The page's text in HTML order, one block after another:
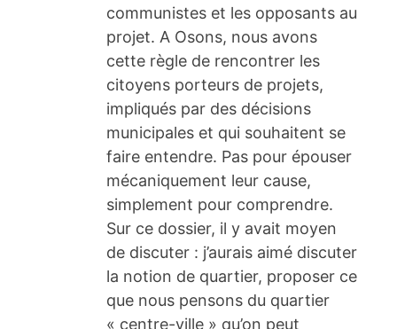
communistes et les opposants au
projet. A Osons, nous avons
cette règle de rencontrer les
citoyens porteurs de projets,
impliqués par des décisions
municipales et qui souhaitent se
faire entendre. Pas pour épouser
mécaniquement leur cause,
simplement pour comprendre.
Sur ce dossier, il y avait moyen
de discuter : j’aurais aimé discuter
la notion de quartier, proposer ce
que nous pensons du quartier
« centre-ville » qu’on peut